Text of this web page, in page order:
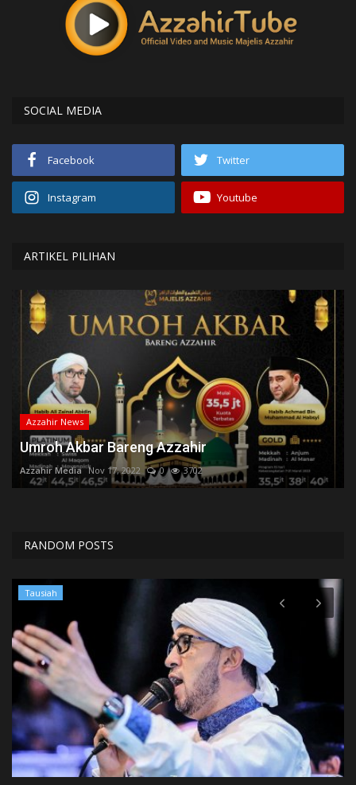
SOCIAL MEDIA
Facebook Twitter
Instagram Youtube
ARTIKEL PILIHAN
Azzahir News
Umroh Akbar Bareng Azzahir
Azzahir Media Nov 17, 2022 0 3702
RANDOM POSTS
Tausiah